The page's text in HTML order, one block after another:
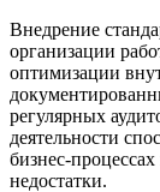
Внедрение
организации
оптимизации
регулярных
деятельности
бизнес-
недостатки.